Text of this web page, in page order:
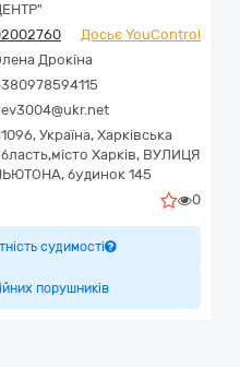
Досьє YouControl
Дрокіна
Україна, Харківська
місто Харків, ВУЛИЦЯ
будинок 145
0
судимості
порушників